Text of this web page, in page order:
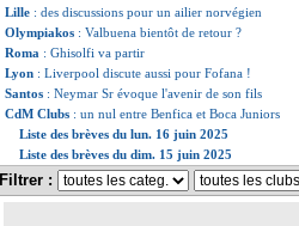
Lille : des discussions pour un ailier norvégien
Olympiakos : Valbuena bientôt de retour ?
Roma : Ghisolfi va partir
Lyon : Liverpool discute aussi pour Fofana !
Santos : Neymar Sr évoque l'avenir de son fils
CdM Clubs : un nul entre Benfica et Boca Juniors
Liste des brèves du lun. 16 juin 2025
Liste des brèves du dim. 15 juin 2025
Filtrer :